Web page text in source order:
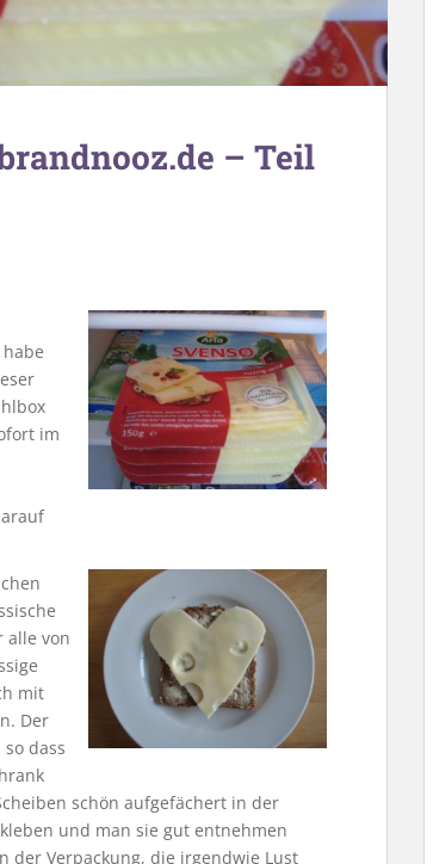
– Teil
im
alle von
mit
Der
dass
schön aufgefächert in der
und man sie gut entnehmen
der Verpackung, die irgendwie Lust